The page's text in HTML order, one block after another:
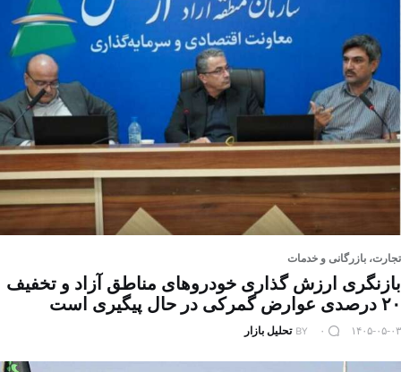
تجارت، بازرگانی و خدمات
بازنگری ارزش‌ گذاری خودروهای مناطق آزاد و تخفیف
۲۰ درصدی عوارض گمرکی در حال پیگیری است
۱۴۰۵-۰۵-۰۳ ۰ BY تحلیل بازار